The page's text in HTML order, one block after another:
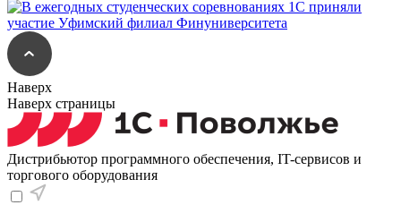
Наверх
Наверх страницы
Дистрибьютор программного обеспечения, IT-сервисов и
торгового оборудования